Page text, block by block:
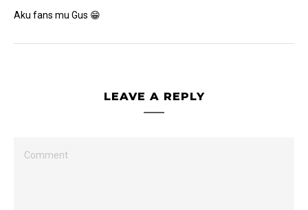
Aku fans mu Gus 😁
LEAVE A REPLY